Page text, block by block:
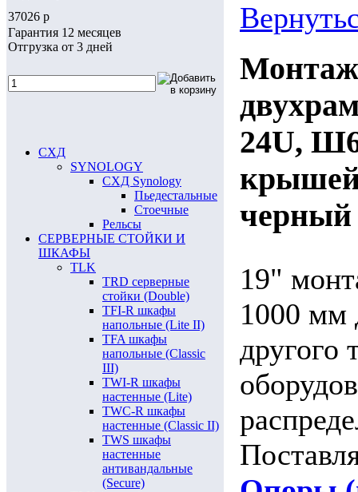
37026 p
Гарантия 12 месяцев
Отгрузка от 3 дней
СХД
SYNOLOGY
СХД Synology
Пьедестальные
Стоечные
Рельсы
СЕРВЕРНЫЕ СТОЙКИ И
ШКАФЫ
TLK
TRD серверные
стойки (Double)
TFI-R шкафы
напольные (Lite II)
TFA шкафы
напольные (Classic
III)
TWI-R шкафы
настенные (Lite)
TWC-R шкафы
настенные (Classic II)
TWS шкафы
настенные
антивандальные
(Secure)
24U,
черный
19"
1000 мм
другого